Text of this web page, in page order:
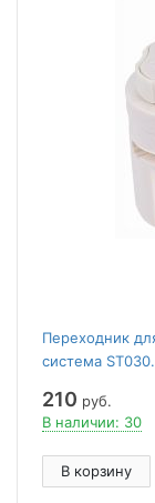
Переходник
система
210 руб.
В наличии: 30
В корзину